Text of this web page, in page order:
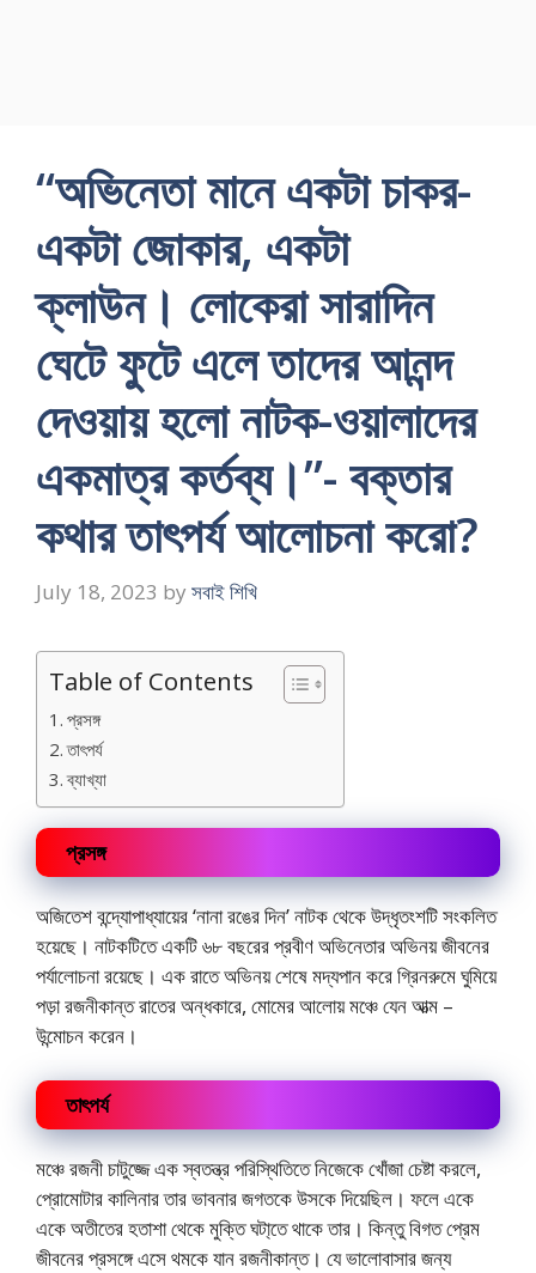
“অভিনেতা মানে একটা চাকর-
একটা জোকার, একটা
ক্লাউন। লোকেরা সারাদিন
ঘেটে ফুটে এলে তাদের আনন্দ
দেওয়ায় হলো নাটক-ওয়ালাদের
একমাত্র কর্তব্য।”- বক্তার
কথার তাৎপর্য আলোচনা করো?
July 18, 2023 by সবাই শিখি
Table of Contents
প্রসঙ্গ
তাৎপর্য
ব্যাখ্যা
প্রসঙ্গ
অজিতেশ বন্দ্যোপাধ্যায়ের ‘নানা রঙের দিন’ নাটক থেকে উদ্ধৃতংশটি সংকলিত
হয়েছে। নাটকটিতে একটি ৬৮ বছরের প্রবীণ অভিনেতার অভিনয় জীবনের
পর্যালোচনা রয়েছে। এক রাতে অভিনয় শেষে মদ্যপান করে গ্রিনরুমে ঘুমিয়ে
পড়া রজনীকান্ত রাতের অন্ধকারে, মোমের আলোয় মঞ্চে যেন আত্ম –
উন্মোচন করেন।
তাৎপর্য
মঞ্চে রজনী চাটুজ্জে এক স্বতন্ত্র পরিস্থিতিতে নিজেকে খোঁজা চেষ্টা করলে,
প্রোমোটার কালিনার তার ভাবনার জগতকে উসকে দিয়েছিল। ফলে একে
একে অতীতের হতাশা থেকে মুক্তি ঘটা্তে থাকে তার। কিন্তু বিগত প্রেম
জীবনের প্রসঙ্গে এসে থমকে যান রজনীকান্ত। যে ভালোবাসার জন্য